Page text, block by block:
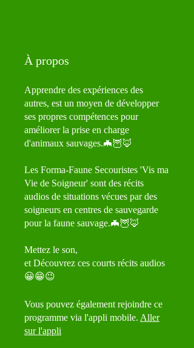
À propos
Apprendre des expériences des
autres, est un moyen de développer
ses propres compétences pour
améliorer la prise en charge
d'animaux sauvages.🦇🦉🦊
Les Forma-Faune Secouristes 'Vis ma
Vie de Soigneur' sont des récits
audios de situations vécues par des
soigneurs en centres de sauvegarde
pour la faune sauvage.🦇🦉🦊
Mettez le son,
et Découvrez ces courts récits audios
Vous pouvez également rejoindre ce
programme via l'appli mobile. Aller
sur l'appli